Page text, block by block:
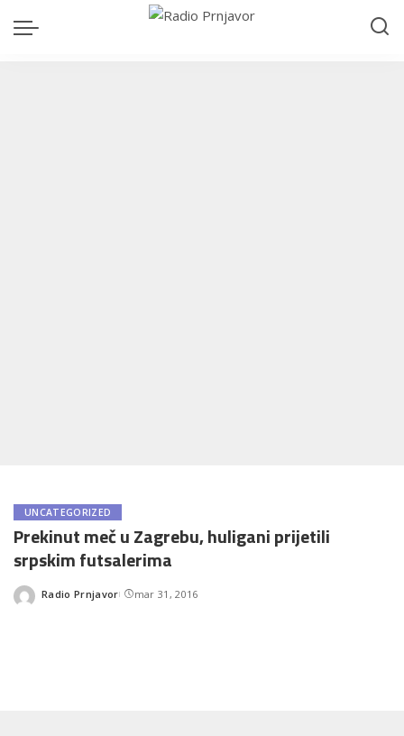
UNCATEGORIZED
Prekinut meč u Zagrebu, huligani prijetili
srpskim futsalerima
Posted
Radio Prnjavor mar 31, 2016